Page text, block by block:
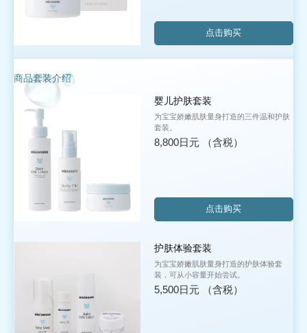
点击购买
商品套装介绍
婴儿护肤套装
为宝宝娇嫩肌肤量身打造的三件温和护肤
套装。
8,800日元 （含税）
点击购买
护肤体验套装
为宝宝娇嫩肌肤量身打造的护肤体验套
装，可从小容量开始尝试。
5,500日元 （含税）